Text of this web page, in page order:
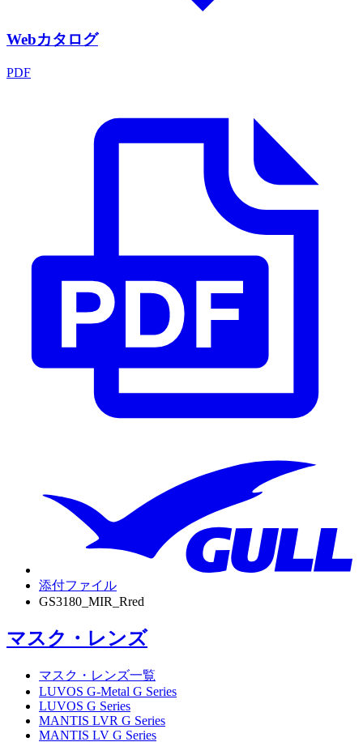
Webカタログ
PDF
添付ファイル
GS3180_MIR_Rred
マスク・レンズ
マスク・レンズ一覧
LUVOS G-Metal G Series
LUVOS G Series
MANTIS LVR G Series
MANTIS LV G Series